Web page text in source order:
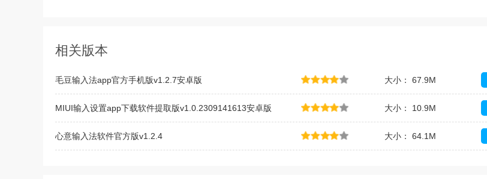
相关版本
毛豆输入法app官方手机版v1.2.7安卓版 大小： 67.9M
MIUI输入设置app下载软件提取版v1.0.2309141613安卓版 大小： 10.9M
心意输入法软件官方版v1.2.4 大小： 64.1M